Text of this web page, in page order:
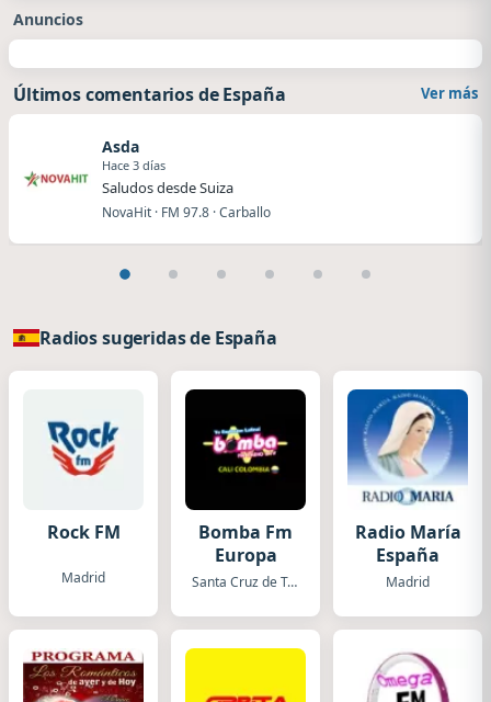
Anuncios
Últimos comentarios de España Ver más
Asda
Hace 3 días
Saludos desde Suiza
NovaHit · FM 97.8 · Carballo
Radios sugeridas de España
Rock FM
Madrid
Bomba Fm
Europa
Santa Cruz de Tenerife
Radio María
España
Madrid